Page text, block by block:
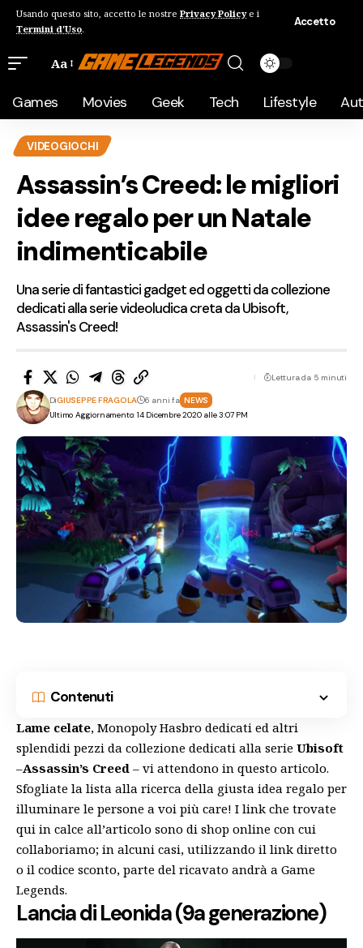
Usando questo sito, accetto le nostre Privacy Policye i
Termini d'Uso.
Accetto
Aa
Games Movies Geek Tech Lifestyle
VIDEOGIOCHI
Assassin’s Creed: le migliori
idee regalo per un Natale
indimenticabile
Una serie di fantastici gadget ed oggetti da collezione
dedicati alla serie videoludica creta da Ubisoft,
Assassin's Creed!
Ultimo Aggiornamento: 14 Dicembre 2020 alle 3:07 PM
DiGIUSEPPE FRAGOLA 6 anni fa NEWS
Lettura da 5 minuti
Contenuti
Lame celate, Monopoly Hasbro dedicati ed altri
splendidi pezzi da collezione dedicati alla serie Ubisoft
–Assassin’s Creed – vi attendono in questo articolo.
Sfogliate la lista alla ricerca della giusta idea regalo per
illuminare le persone a voi più care! I link che trovate
qui in calce all’articolo sono di shop online con cui
collaboriamo; in alcuni casi, utilizzando il link diretto
o il codice sconto, parte del ricavato andrà a Game
Legends.
Lancia di Leonida (9a generazione)